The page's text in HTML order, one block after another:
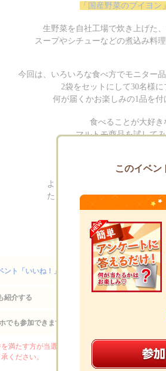
「 国産野菜のブイヨン 」
生野菜を自社工場で炊き上げた、
スープやシチューなどの煮込み料
今回は、いろいろな食べ方でモニター
2袋をセットにして30名様に
何が届くかお楽しみの1品を付
食べることが大好き
マルトモ商品を試して
ファンのみなさまと一
よりよい商品の開発をしていき
たくさんのご応募を心よりお待
マルトモ モニプラ
ント「いいね！」
紹介する
でも参加できます URLを
満たす方が当選者より少ない場合、当選者数が所
ください。
このイベン